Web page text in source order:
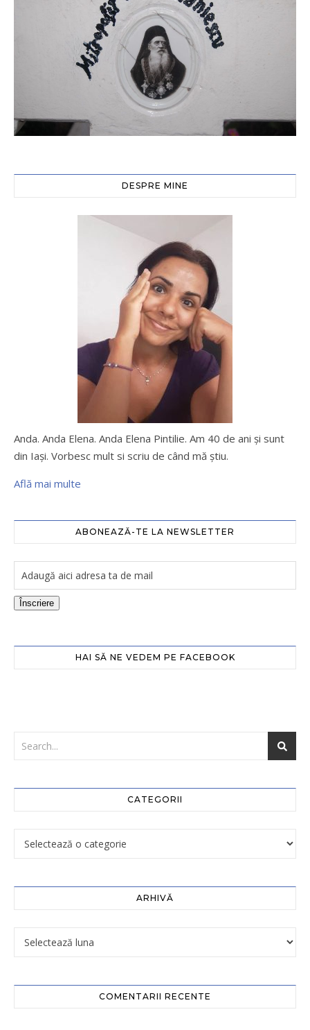
DESPRE MINE
Anda. Anda Elena. Anda Elena Pintilie. Am 40 de ani şi sunt
din Iaşi. Vorbesc mult si scriu de când mă ştiu.
Află mai multe
ABONEAZĂ-TE LA NEWSLETTER
Înscriere
HAI SĂ NE VEDEM PE FACEBOOK
CATEGORII
ARHIVĂ
COMENTARII RECENTE